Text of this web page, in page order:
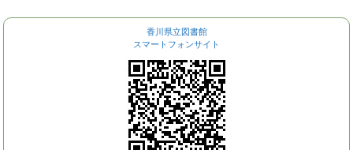
香川県立図書館
スマートフォンサイト